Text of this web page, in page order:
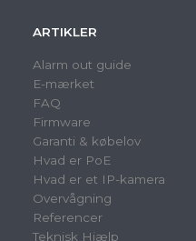
ARTIKLER
Alarm out guide
E-mærket
FAQ
Firmware
Garanti & købelov
Hvad er PoE
Hvad er et IP-kamera
Overvågning
Referencer
Teknisk Hjælp